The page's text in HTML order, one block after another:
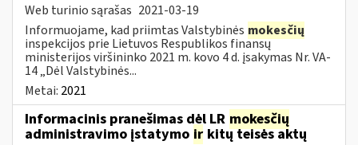
Web turinio sąrašas 2021-03-19
Informuojame, kad priimtas Valstybinės mokesčių
inspekcijos prie Lietuvos Respublikos finansų
ministerijos viršininko 2021 m. kovo 4 d. įsakymas Nr. VA-
14 „Dėl Valstybinės...
Metai: 2021
Informacinis pranešimas dėl LR mokesčių
administravimo įstatymo ir kitų teisės aktų